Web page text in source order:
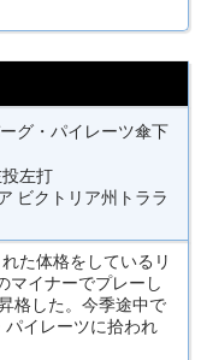
グ・パイレーツ傘下
左打
ビクトリア州トララ
た体格をしているリ
マイナーでプレーし
格した。今季途中で
パイレーツに拾われ